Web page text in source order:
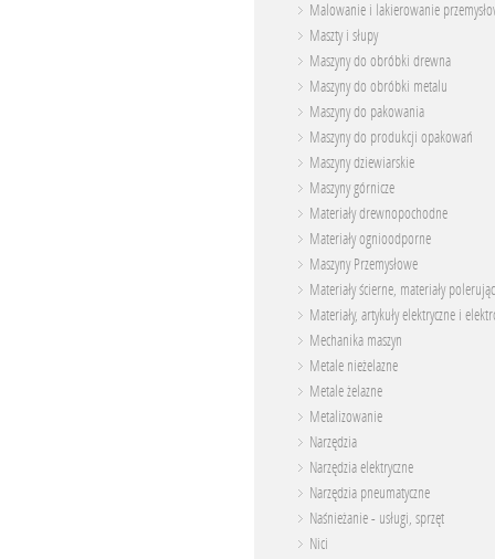
Malowanie i lakierowanie
Maszty i słupy
Maszyny do obróbki drewna
Maszyny do obróbki metalu
Maszyny do pakowania
Maszyny do produkcji opakowań
Maszyny dziewiarskie
Maszyny górnicze
Materiały drewnopochodne
Materiały ognioodporne
Maszyny Przemysłowe
Materiały ścierne, materiały
Materiały, artykuły elektryczne i
Mechanika maszyn
Metale nieżelazne
Metale żelazne
Metalizowanie
Narzędzia
Narzędzia elektryczne
Narzędzia pneumatyczne
Naśnieżanie - usługi, sprzęt
Nici